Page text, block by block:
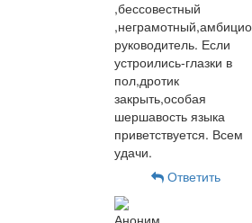
,бессовестный
руководитель. Если
устроились-глазки в
пол,дротик
закрыть,особая
шершавость языка
приветствуется. Всем
удачи.
Ответить
Аноним